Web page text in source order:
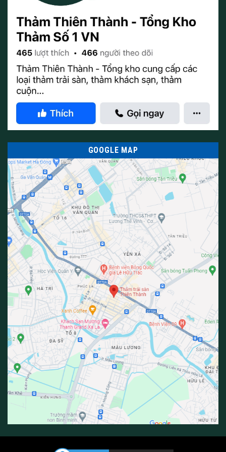
Thảm Thiên Thành – Thảm hoa văn
Các mẫu thiết kế và phong cách trang trí phù hợp với
thảm Wilton
Thảm Thiên Thành – Thảm hoa văn
GOOGLE MAP